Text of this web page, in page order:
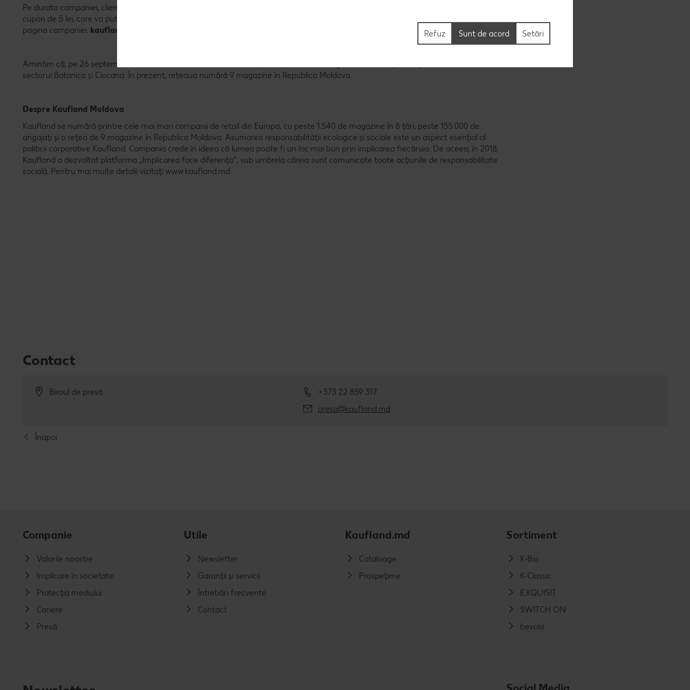
Pe durata campaniei, clienții vor beneficia de reduceri de cel puțin 20% la diverse produse, iar aplicația K-Card va oferi zilnic câte un
cupon de 5 lei, care va putea fi utilizat în toate magazinele Kaufland. Te invităm să afli mai multe detalii despre premii și promoții pe
pagina campaniei: kaufland.md/5ani
Amintim că, pe 26 septembrie 2019, Kaufland Moldova a deschis primele sale două magazine în Municipiul Chișinău, situate în
sectorul Botanica și Ciocana. În prezent, rețeaua numără 9 magazine în Republica Moldova.
Despre Kaufland Moldova
Kaufland se numără printre cele mai mari companii de retail din Europa, cu peste 1.540 de magazine în 8 țări, peste 155.000 de
angajați și o rețea de 9 magazine în Republica Moldova. Asumarea responsabilității ecologice și sociale este un aspect esențial al
politicii corporative Kaufland. Compania crede în ideea că lumea poate fi un loc mai bun prin implicarea fiecăruia. De aceea, în 2018,
Kaufland a dezvoltat platforma „Implicarea face diferența”, sub umbrela căreia sunt comunicate toate acțiunile de responsabilitate
socială. Pentru mai multe detalii vizitați www.kaufland.md.
Contact
Biroul de presă
+373 22 859 317
presa@kaufland.md
Înapoi
Companie
Valorile noastre
Implicare în societate
Protecția mediului
Cariere
Presă
Utile
Newsletter
Garanții și servicii
Întrebări frecvente
Contact
Kaufland.md
Cataloage
Prospețime
Sortiment
K-Bio
K-Classic
EXQUISIT
SWITCH ON
bevola
Setări
Refuz Sunt de acord